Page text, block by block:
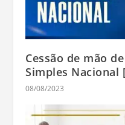
Cessão de mão
Simples Nacional
08/08/2023